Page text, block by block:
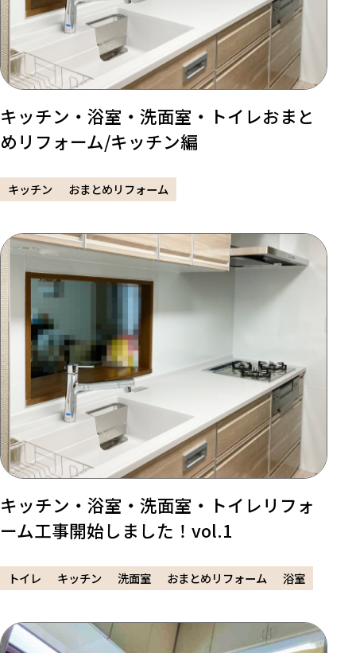
キッチン・浴室・洗面室・トイレおまと
めリフォーム/キッチン編
キッチン おまとめリフォーム
キッチン・浴室・洗面室・トイレリフォ
ーム工事開始しました！vol.1
トイレ キッチン 洗面室 おまとめリフォーム 浴室